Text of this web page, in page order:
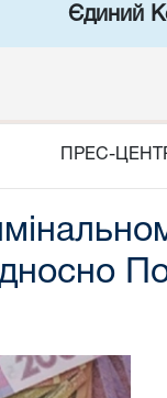
Єдиний
ПРЕС-